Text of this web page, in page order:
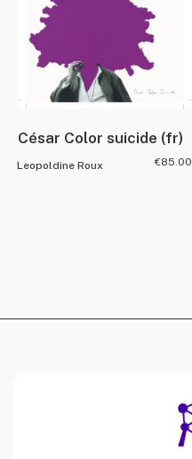
César Color suicide (fr)
Leopoldine Roux €85.00